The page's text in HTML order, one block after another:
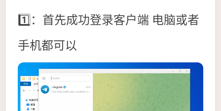
1️⃣：首先成功登录客户端 电脑或者
手机都可以